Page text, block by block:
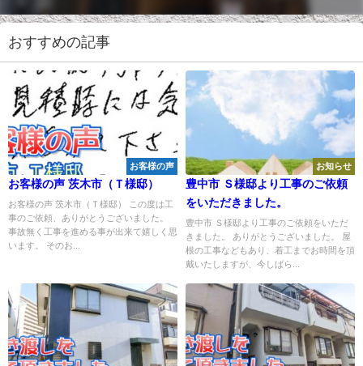
おすすめの記事
お客様の声
お客様の声 茨木市（Ｔ様邸）
お客様の声 茨木市（Ｔ様邸） この度は工
事のご依頼、ありがとうございました。
事故無く工事を進める事が出来て嬉しく思
います。 そのお...
お知らせ
豊中市 Ｓ様邸より工事のご依頼
をいただきました。
豊中市 Ｓ様邸より工事のご依頼をいただ
きました。 ありがとうございました。 屋
根の工事などもあり、着工までお時間を頂
戴いたしますが、今しばら...